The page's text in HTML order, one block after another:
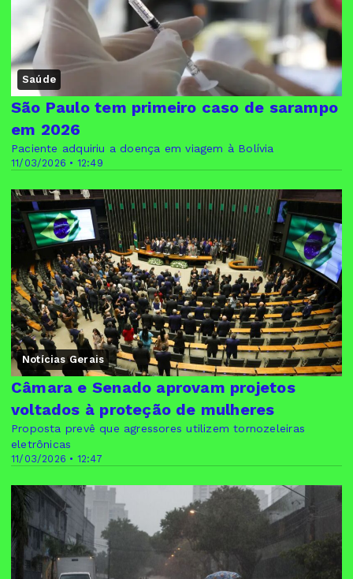
Saúde
11/03/2026 • 12:49
São Paulo tem primeiro caso de sarampo
em 2026
Paciente adquiriu a doença em viagem à Bolívia
Notícias Gerais
11/03/2026 • 12:47
Câmara e Senado aprovam projetos
voltados à proteção de mulheres
Proposta prevê que agressores utilizem tornozeleiras
eletrônicas